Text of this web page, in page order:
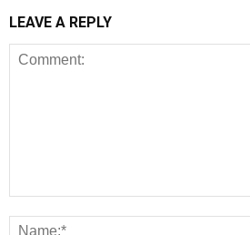
LEAVE A REPLY